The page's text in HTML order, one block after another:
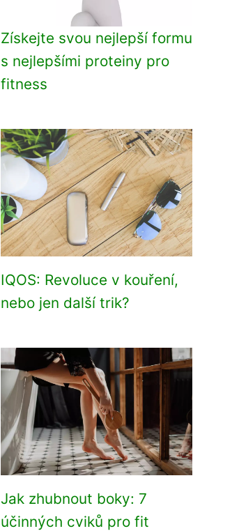
Získejte svou nejlepší formu
s nejlepšími proteiny pro
fitness
IQOS: Revoluce v kouření,
nebo jen další trik?
Jak zhubnout boky: 7
účinných cviků pro fit